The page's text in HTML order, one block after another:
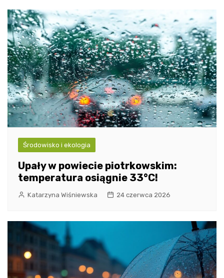
Środowisko i ekologia
Upały w powiecie piotrkowskim:
temperatura osiągnie 33°C!
Katarzyna Wiśniewska 24 czerwca 2026